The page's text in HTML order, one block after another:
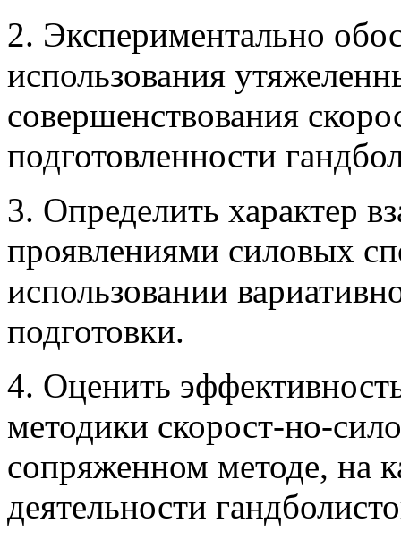
2. Экспериментально
использования
совершенствования
подготовленности
3. Определить характер
проявлениями силовых
использовании
подготовки.
4. Оценить
методики скорост-но-
сопряженном методе, на
деятельности